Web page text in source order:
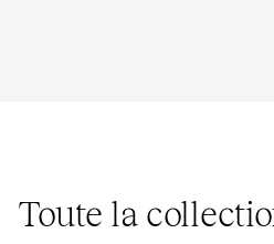
Toute la